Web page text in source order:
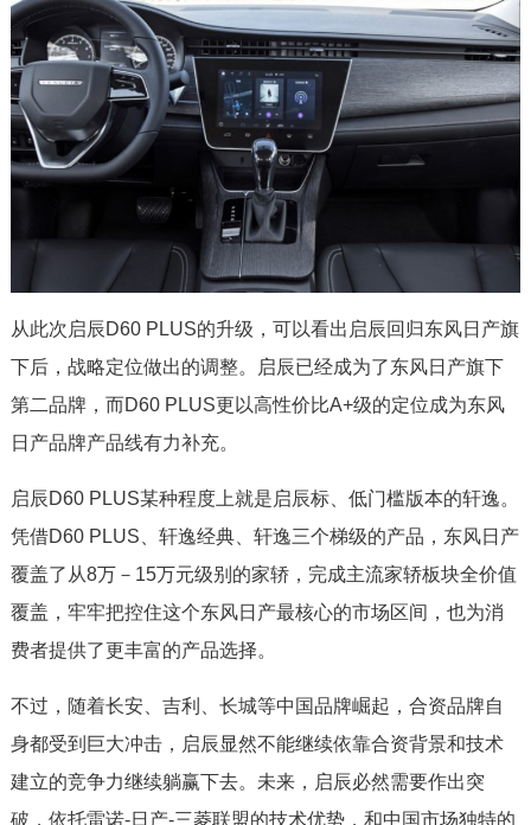
从此次启辰D60 PLUS的升级，可以看出启辰回归东风日产旗
下后，战略定位做出的调整。启辰已经成为了东风日产旗下
第二品牌，而D60 PLUS更以高性价比A+级的定位成为东风
日产品牌产品线有力补充。
启辰D60 PLUS某种程度上就是启辰标、低门槛版本的轩逸。
凭借D60 PLUS、轩逸经典、轩逸三个梯级的产品，东风日产
覆盖了从8万－15万元级别的家轿，完成主流家轿板块全价值
覆盖，牢牢把控住这个东风日产最核心的市场区间，也为消
费者提供了更丰富的产品选择。
不过，随着长安、吉利、长城等中国品牌崛起，合资品牌自
身都受到巨大冲击，启辰显然不能继续依靠合资背景和技术
建立的竞争力继续躺赢下去。未来，启辰必然需要作出突
破，依托雷诺-日产-三菱联盟的技术优势，和中国市场独特的